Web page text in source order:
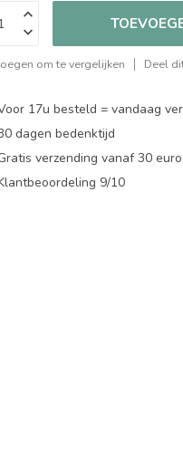
om te vergelijken Deel
17u besteld = vandaag
dagen bedenktijd
verzending vanaf 30 euro
9/10